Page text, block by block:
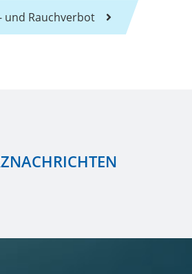
und Rauchverbot